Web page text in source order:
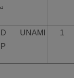
UNAMI
1